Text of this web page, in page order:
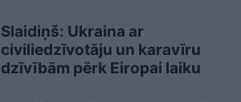
Slaidiņš: Ukraina ar
civiliedzīvotāju un karavīru
dzīvībām pērk Eiropai laiku